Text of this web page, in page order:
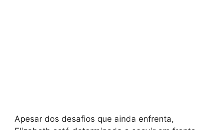
Apesar dos desafios que ainda enfrenta,